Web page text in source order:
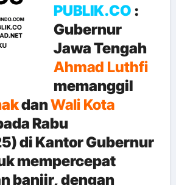
PUBLIK.CO :
Gubernur
Jawa Tengah
Ahmad Luthfi
memanggil
danWali Kota
Rabu
di Kantor Gubernur
mempercepat
banjir, dengan